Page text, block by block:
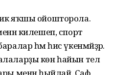
яҡшы ойошторола.
килешеп, спорт
һәм һис үкенмәйҙәр.
көн һайын тел